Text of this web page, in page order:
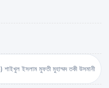
(شيخ الاسلام مفتي محمد تقي عثماني) শাইখুল ইসলাম মুফতী মুহাম্মদ তকী উসমানী